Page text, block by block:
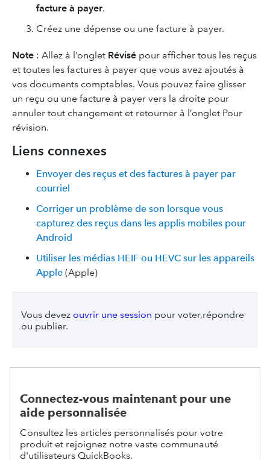
facture à payer.
Créez une dépense ou une facture à payer.
Note : Allez à l’onglet Révisé pour afficher tous les reçus
et toutes les factures à payer que vous avez ajoutés à
vos documents comptables. Vous pouvez faire glisser
un reçu ou une facture à payer vers la droite pour
annuler tout changement et retourner à l’onglet Pour
révision.
Liens connexes
Envoyer des reçus et des factures à payer par
courriel
Corriger un problème de son lorsque vous
capturez des reçus dans les applis mobiles pour
Android
Utiliser les médias HEIF ou HEVC sur les appareils
Apple (Apple)
Vous devez ouvrir une session pour voter,répondre
ou publier.
Connectez-vous maintenant pour une
aide personnalisée
Consultez les articles personnalisés pour votre
produit et rejoignez notre vaste communauté
d'utilisateurs QuickBooks.